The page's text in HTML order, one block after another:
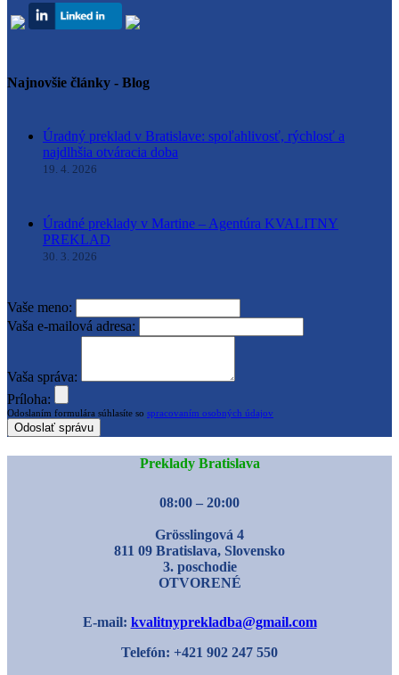
Najnovšie články - Blog
Úradný preklad v Bratislave: spoľahlivosť, rýchlosť a
najdlhšia otváracia doba
19. 4. 2026
Úradné preklady v Martine – Agentúra KVALITNY
PREKLAD
30. 3. 2026
Vaše meno:
Vaša e-mailová adresa:
Vaša správa:
Príloha:
Odoslaním formulára súhlasíte so spracovaním osobných údajov
Odoslať správu
Preklady Bratislava
08:00 – 20:00
Grösslingová 4
811 09 Bratislava, Slovensko
3. poschodie
OTVORENÉ
E-mail: kvalitnyprekladba@gmail.com
Telefón: +421 902 247 550